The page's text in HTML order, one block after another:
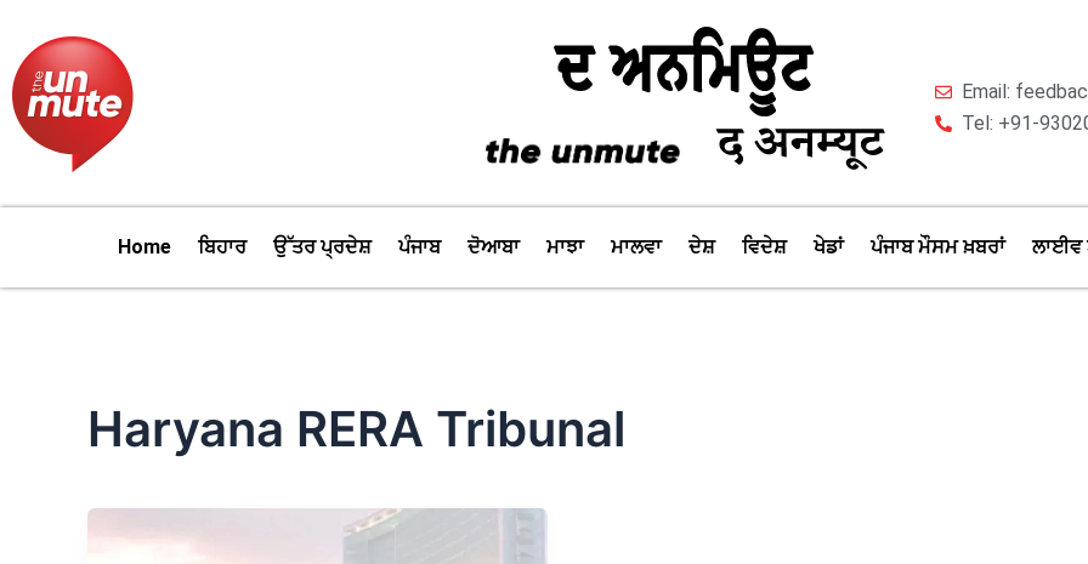
content
Email:
Tel: +91-
Home ਬਿਹਾਰ ਉੱਤਰ ਪ੍ਰਦੇਸ਼ ਪੰਜਾਬ ਦੋਆਬਾ ਮਾਝਾ ਮਾਲਵਾ ਦੇਸ਼ ਵਿਦੇਸ਼ ਖੇਡਾਂ ਪੰਜਾਬ ਮੌਸਮ ਖ਼ਬਰਾਂ ਲਾਈਵ
Haryana RERA Tribunal